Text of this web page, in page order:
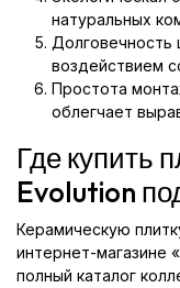
натуральных
Долговечность
воздействием
Простота
облегчает
Где купить
Evolution
Керамическую
интернет-магазине
полный каталог